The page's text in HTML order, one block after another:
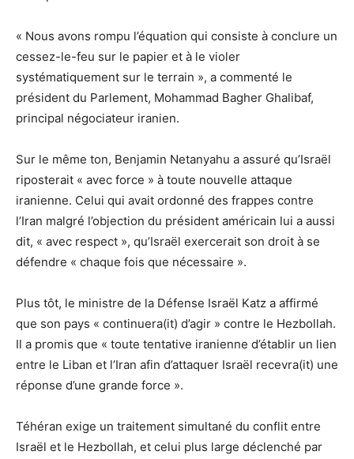
« Nous avons rompu l’équation qui consiste à conclure un
cessez-le-feu sur le papier et à le violer
systématiquement sur le terrain », a commenté le
président du Parlement, Mohammad Bagher Ghalibaf,
principal négociateur iranien.
Sur le même ton, Benjamin Netanyahu a assuré qu’Israël
riposterait « avec force » à toute nouvelle attaque
iranienne. Celui qui avait ordonné des frappes contre
l’Iran malgré l’objection du président américain lui a aussi
dit, « avec respect », qu’Israël exercerait son droit à se
défendre « chaque fois que nécessaire ».
Plus tôt, le ministre de la Défense Israël Katz a affirmé
que son pays « continuera(it) d’agir » contre le Hezbollah.
Il a promis que « toute tentative iranienne d’établir un lien
entre le Liban et l’Iran afin d’attaquer Israël recevra(it) une
réponse d’une grande force ».
Téhéran exige un traitement simultané du conflit entre
Israël et le Hezbollah, et celui plus large déclenché par